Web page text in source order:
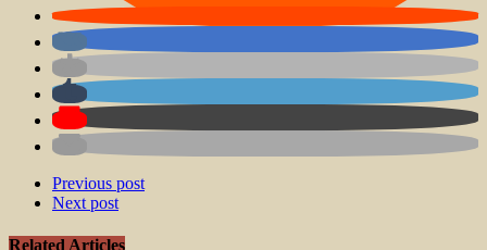
Previous post
Next post
Related Articles